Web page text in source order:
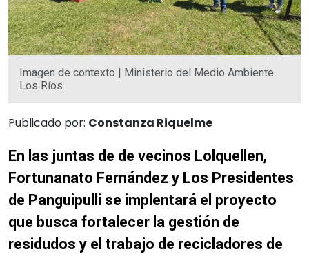
Imagen de contexto | Ministerio del Medio Ambiente
Los Ríos
Publicado por: Constanza Riquelme
En las juntas de de vecinos Lolquellen,
Fortunanato Fernández y Los Presidentes
de Panguipulli se implentará el proyecto
que busca fortalecer la gestión de
residudos y el trabajo de recicladores de